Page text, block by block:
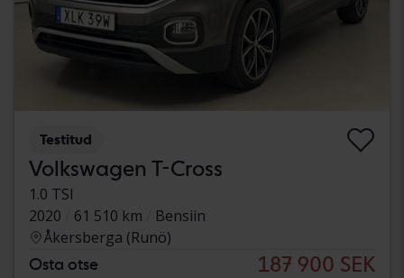
Testitud
Volkswagen T-Cross
1.0 TSI
2020
61 510 km
Bensiin
Åkersberga (Runö)
Osta otse 187 900 SEK